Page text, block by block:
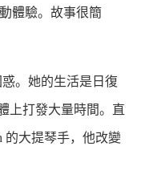
體驗。故事很簡
惑。她的生活是日復
上打發大量時間。直
的大提琴手，他改變